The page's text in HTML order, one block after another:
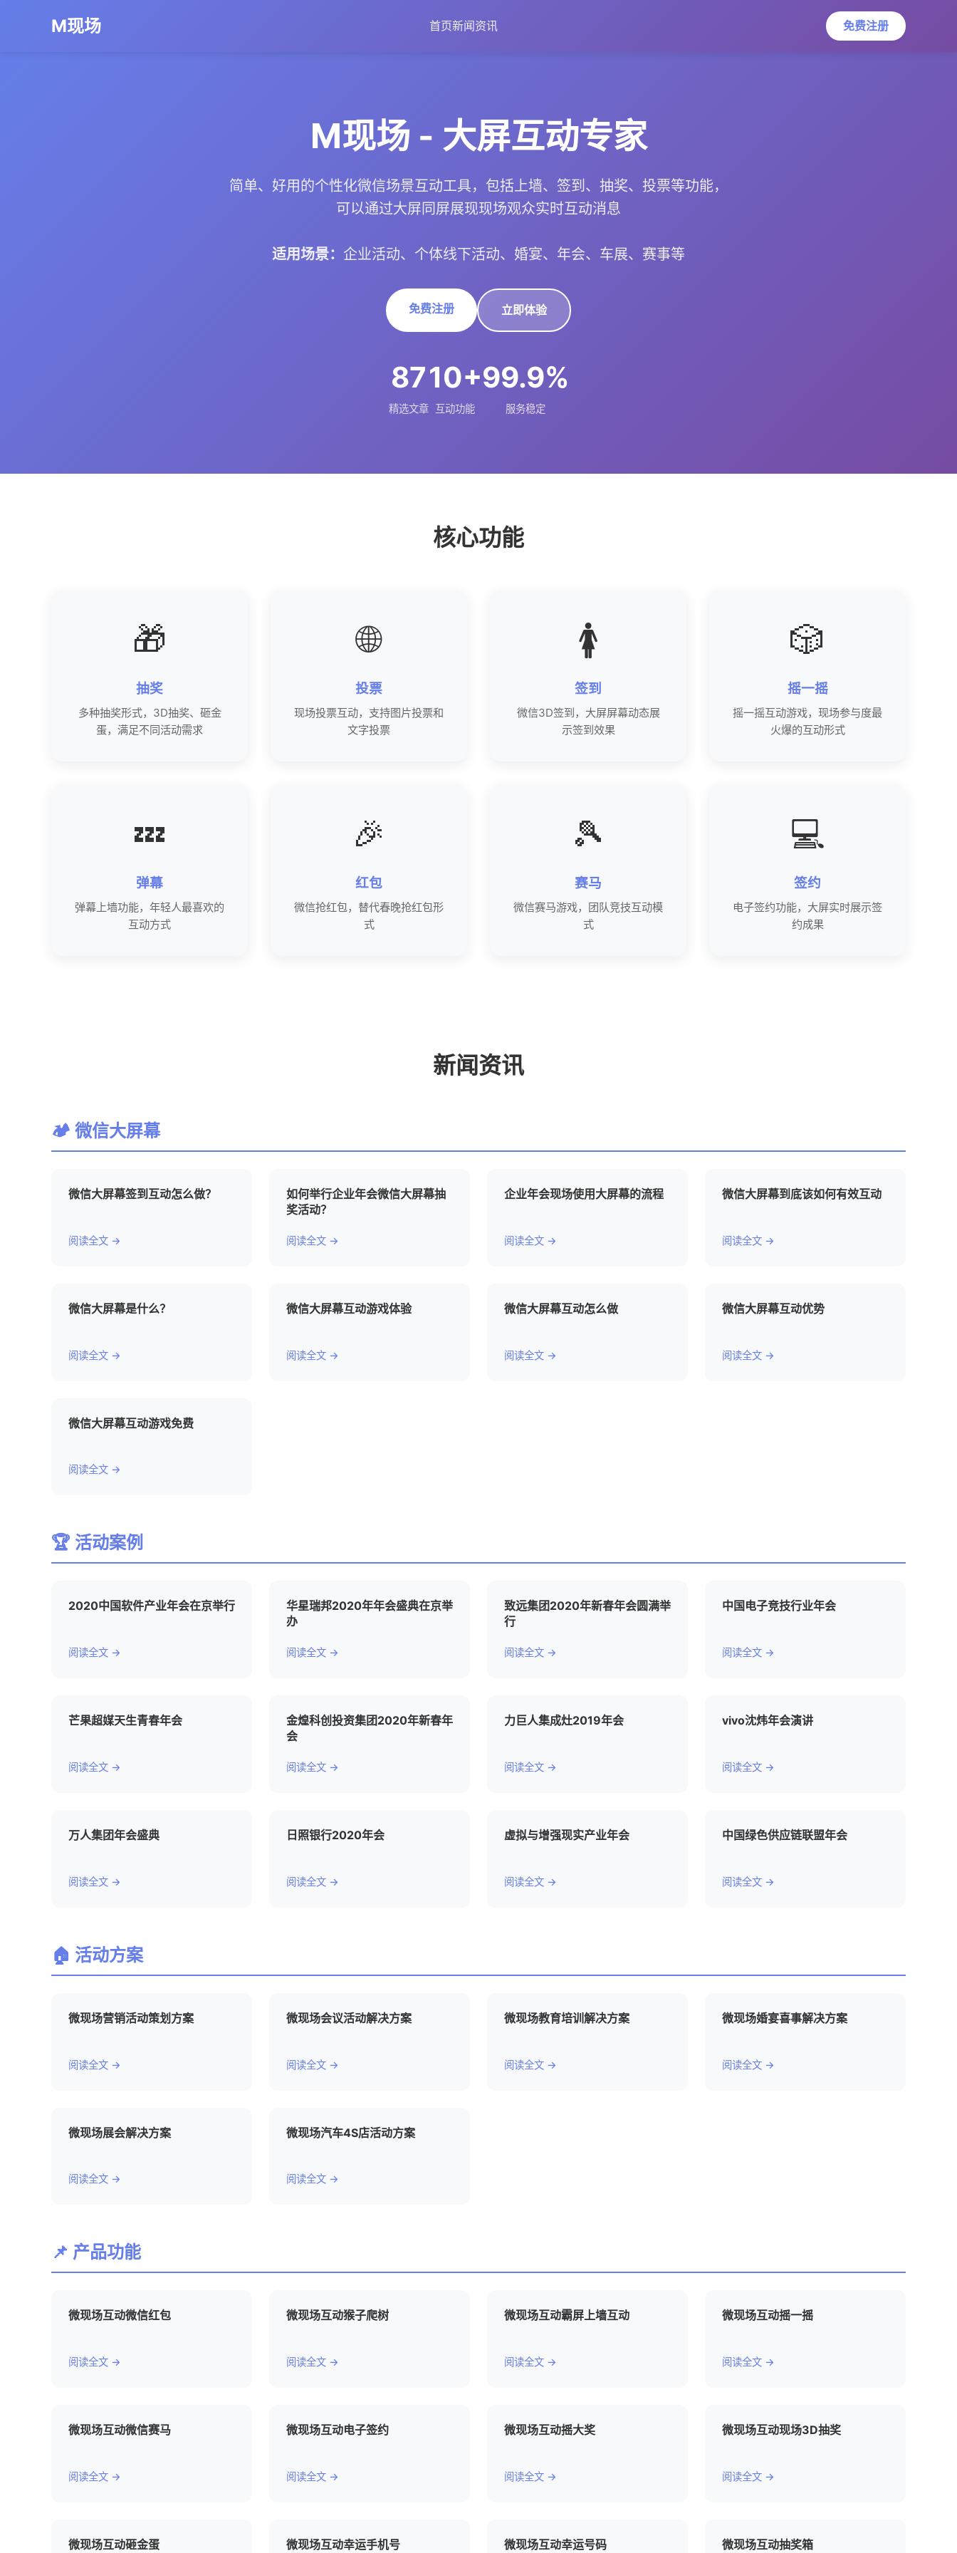
M现场 首页新闻资讯 免费注册
M现场 - 大屏互动专家
简单、好用的个性化微信场景互动工具，包括上墙、签到、抽奖、投票等功能，
可以通过大屏同屏展现现场观众实时互动消息
适用场景： 企业活动、个体线下活动、婚宴、年会、车展、赛事等
免费注册 立即体验
87
精选文章
10+
互动功能
99.9%
服务稳定
核心功能
🎁
抽奖
多种抽奖形式，3D抽奖、砸金
蛋，满足不同活动需求
🌐
投票
现场投票互动，支持图片投票和
文字投票
🚺
签到
微信3D签到，大屏屏幕动态展
示签到效果
🎲
摇一摇
摇一摇互动游戏，现场参与度最
火爆的互动形式
💤
弹幕
弹幕上墙功能，年轻人最喜欢的
互动方式
🎉
红包
微信抢红包，替代春晚抢红包形
式
🎾
赛马
微信赛马游戏，团队竞技互动模
式
💻
签约
电子签约功能，大屏实时展示签
约成果
新闻资讯
🏕 微信大屏幕
微信大屏幕签到互动怎么做？
阅读全文 →
如何举行企业年会微信大屏幕抽
奖活动？
阅读全文 →
企业年会现场使用大屏幕的流程
阅读全文 →
微信大屏幕到底该如何有效互动
阅读全文 →
微信大屏幕是什么？
阅读全文 →
微信大屏幕互动游戏体验
阅读全文 →
微信大屏幕互动怎么做
阅读全文 →
微信大屏幕互动优势
阅读全文 →
微信大屏幕互动游戏免费
阅读全文 →
🏆 活动案例
2020中国软件产业年会在京举行
阅读全文 →
华星瑞邦2020年年会盛典在京举
办
阅读全文 →
致远集团2020年新春年会圆满举
行
阅读全文 →
中国电子竞技行业年会
阅读全文 →
芒果超媒天生青春年会
阅读全文 →
金煌科创投资集团2020年新春年
会
阅读全文 →
力巨人集成灶2019年会
阅读全文 →
vivo沈炜年会演讲
阅读全文 →
万人集团年会盛典
阅读全文 →
日照银行2020年会
阅读全文 →
虚拟与增强现实产业年会
阅读全文 →
中国绿色供应链联盟年会
阅读全文 →
🏠 活动方案
微现场营销活动策划方案
阅读全文 →
微现场会议活动解决方案
阅读全文 →
微现场教育培训解决方案
阅读全文 →
微现场婚宴喜事解决方案
阅读全文 →
微现场展会解决方案
阅读全文 →
微现场汽车4S店活动方案
阅读全文 →
📌 产品功能
微现场互动微信红包
阅读全文 →
微现场互动猴子爬树
阅读全文 →
微现场互动霸屏上墙互动
阅读全文 →
微现场互动摇一摇
阅读全文 →
微现场互动微信赛马
阅读全文 →
微现场互动电子签约
阅读全文 →
微现场互动摇大奖
阅读全文 →
微现场互动现场3D抽奖
阅读全文 →
微现场互动砸金蛋 微现场互动幸运手机号 微现场互动幸运号码 微现场互动抽奖箱